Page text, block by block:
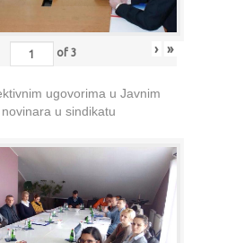
of 3 › »
ugovorima u Javnim
u sindikatu